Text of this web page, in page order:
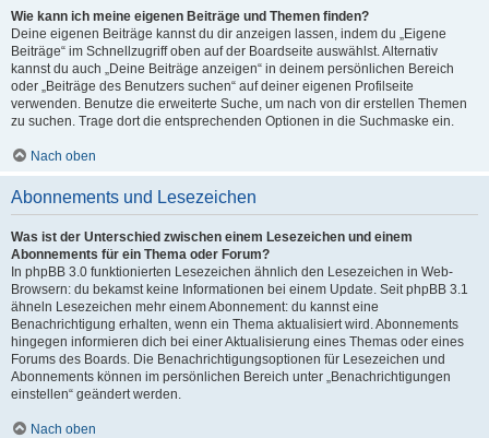
Wie kann ich meine eigenen Beiträge und Themen finden?
Deine eigenen Beiträge kannst du dir anzeigen lassen, indem du „Eigene
Beiträge“ im Schnellzugriff oben auf der Boardseite auswählst. Alternativ
kannst du auch „Deine Beiträge anzeigen“ in deinem persönlichen Bereich
oder „Beiträge des Benutzers suchen“ auf deiner eigenen Profilseite
verwenden. Benutze die erweiterte Suche, um nach von dir erstellen Themen
zu suchen. Trage dort die entsprechenden Optionen in die Suchmaske ein.
Nach oben
Abonnements und Lesezeichen
Was ist der Unterschied zwischen einem Lesezeichen und einem
Abonnements für ein Thema oder Forum?
In phpBB 3.0 funktionierten Lesezeichen ähnlich den Lesezeichen in Web-
Browsern: du bekamst keine Informationen bei einem Update. Seit phpBB 3.1
ähneln Lesezeichen mehr einem Abonnement: du kannst eine
Benachrichtigung erhalten, wenn ein Thema aktualisiert wird. Abonnements
hingegen informieren dich bei einer Aktualisierung eines Themas oder eines
Forums des Boards. Die Benachrichtigungsoptionen für Lesezeichen und
Abonnements können im persönlichen Bereich unter „Benachrichtigungen
einstellen“ geändert werden.
Nach oben